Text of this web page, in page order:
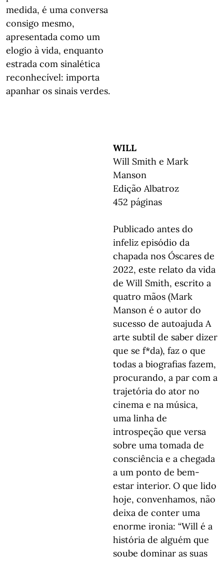
medida, é uma conversa
consigo mesmo,
apresentada como um
elogio à vida, enquanto
estrada com sinalética
reconhecível: importa
apanhar os sinais verdes.
WILL
Will Smith e Mark
Manson
Edição Albatroz
452 páginas
Publicado antes do
infeliz episódio da
chapada nos Óscares de
2022, este relato da vida
de Will Smith, escrito a
quatro mãos (Mark
Manson é o autor do
sucesso de autoajuda A
arte subtil de saber dizer
que se f*da), faz o que
todas a biografias fazem,
procurando, a par com a
trajetória do ator no
cinema e na música,
uma linha de
introspeção que versa
sobre uma tomada de
consciência e a chegada
a um ponto de bem-
estar interior. O que lido
hoje, convenhamos, não
deixa de conter uma
enorme ironia: “Will é a
história de alguém que
soube dominar as suas